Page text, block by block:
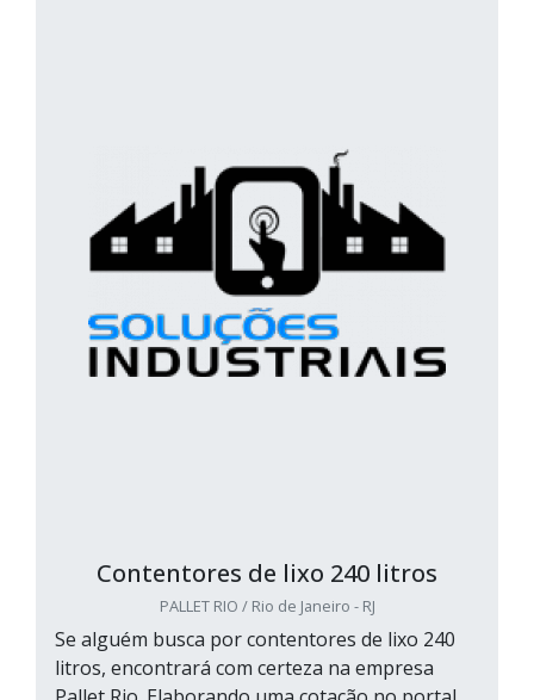
Contentores de lixo 240 litros
PALLET RIO / Rio de Janeiro - RJ
Se alguém busca por contentores de lixo 240
litros, encontrará com certeza na empresa